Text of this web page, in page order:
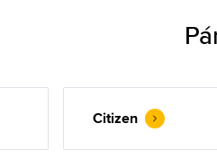
Citizen